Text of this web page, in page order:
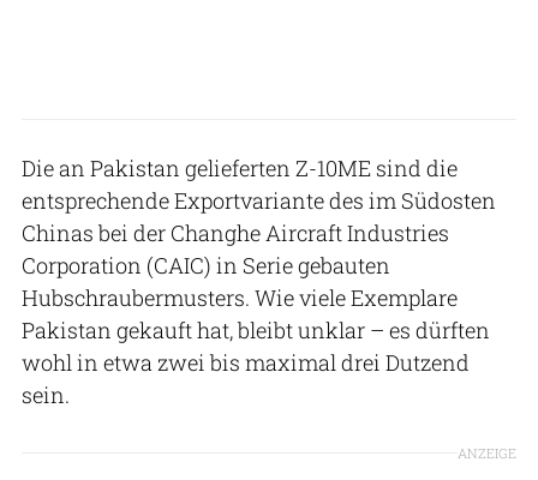
Die an Pakistan gelieferten Z-10ME sind die
entsprechende Exportvariante des im Südosten
Chinas bei der Changhe Aircraft Industries
Corporation (CAIC) in Serie gebauten
Hubschraubermusters. Wie viele Exemplare
Pakistan gekauft hat, bleibt unklar – es dürften
wohl in etwa zwei bis maximal drei Dutzend
sein.
ANZEIGE